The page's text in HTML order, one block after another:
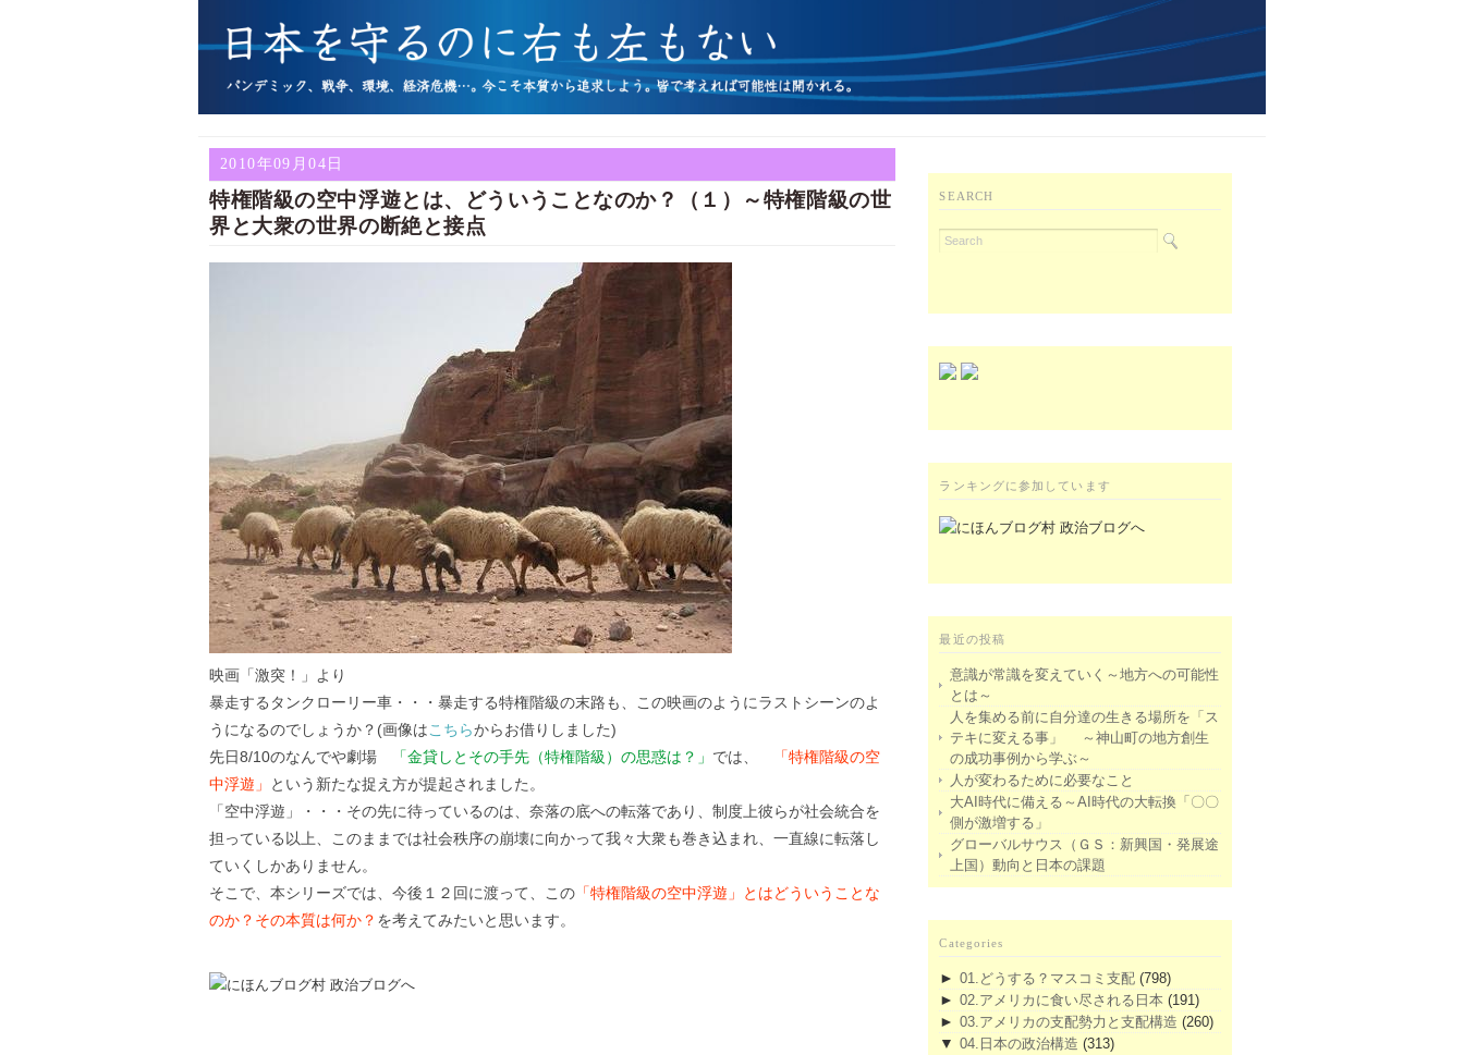
2010年09月04日
特権階級の空中浮遊とは、どういうことなのか？（１）～特権階級の世
界と大衆の世界の断絶と接点
映画「激突！」より
暴走するタンクローリー車・・・暴走する特権階級の末路も、この映画のようにラストシーンのよ
うになるのでしょうか？(画像はこちらからお借りしました)
先日8/10のなんでや劇場
「金貸しとその手先（特権階級）の思惑は？」 では、
「特権階級の空
中浮遊」
という新たな捉え方が提起されました。
「空中浮遊」・・・その先に待っているのは、奈落の底への転落であり、制度上彼らが社会統合を
担っている以上、このままでは社会秩序の崩壊に向かって我々大衆も巻き込まれ、一直線に転落し
ていくしかありません。
そこで、本シリーズでは、今後１２回に渡って、この 「特権階級の空中浮遊」とはどういうことな
のか？その本質は何か？ を考えてみたいと思います。
SEARCH
ランキングに参加しています
最近の投稿
意識が常識を変えていく～地方への可能性
とは～
人を集める前に自分達の生きる場所を「ス
テキに変える事」 ～神山町の地方創生
の成功事例から学ぶ～
人が変わるために必要なこと
大AI時代に備える～AI時代の大転換「〇〇
側が激増する」
グローバルサウス（ＧＳ：新興国・発展途
上国）動向と日本の課題
Categories
► 01.どうする？マスコミ支配 (798)
► 02.アメリカに食い尽される日本 (191)
► 03.アメリカの支配勢力と支配構造 (260)
▼ 04.日本の政治構造 (313)